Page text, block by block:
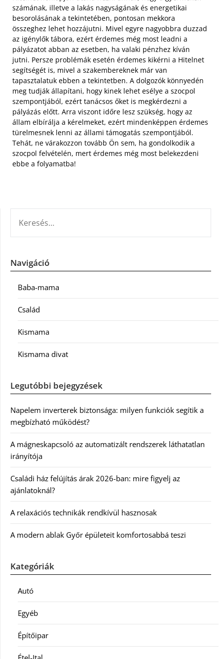
számának, illetve a lakás nagyságának és energetikai
besorolásának a tekintetében, pontosan mekkora
összeghez lehet hozzájutni. Mivel egyre nagyobbra duzzad
az igénylők tábora, ezért érdemes még most leadni a
pályázatot abban az esetben, ha valaki pénzhez kíván
jutni. Persze problémák esetén érdemes kikérni a Hitelnet
segítségét is, mivel a szakembereknek már van
tapasztalatuk ebben a tekintetben. A dolgozók könnyedén
meg tudják állapítani, hogy kinek lehet esélye a szocpol
szempontjából, ezért tanácsos őket is megkérdezni a
pályázás előtt. Arra viszont időre lesz szükség, hogy az
állam elbírálja a kérelmeket, ezért mindenképpen érdemes
türelmesnek lenni az állami támogatás szempontjából.
Tehát, ne várakozzon tovább Ön sem, ha gondolkodik a
szocpol felvételén, mert érdemes még most belekezdeni
ebbe a folyamatba!
Navigáció
Baba-mama
Család
Kismama
Kismama divat
Legutóbbi bejegyzések
Napelem inverterek biztonsága: milyen funkciók segítik a
megbízható működést?
A mágneskapcsoló az automatizált rendszerek láthatatlan
irányítója
Családi ház felújítás árak 2026-ban: mire figyelj az
ajánlatoknál?
A relaxációs technikák rendkívül hasznosak
A modern ablak Győr épületeit komfortosabbá teszi
Kategóriák
Autó
Egyéb
Építőipar